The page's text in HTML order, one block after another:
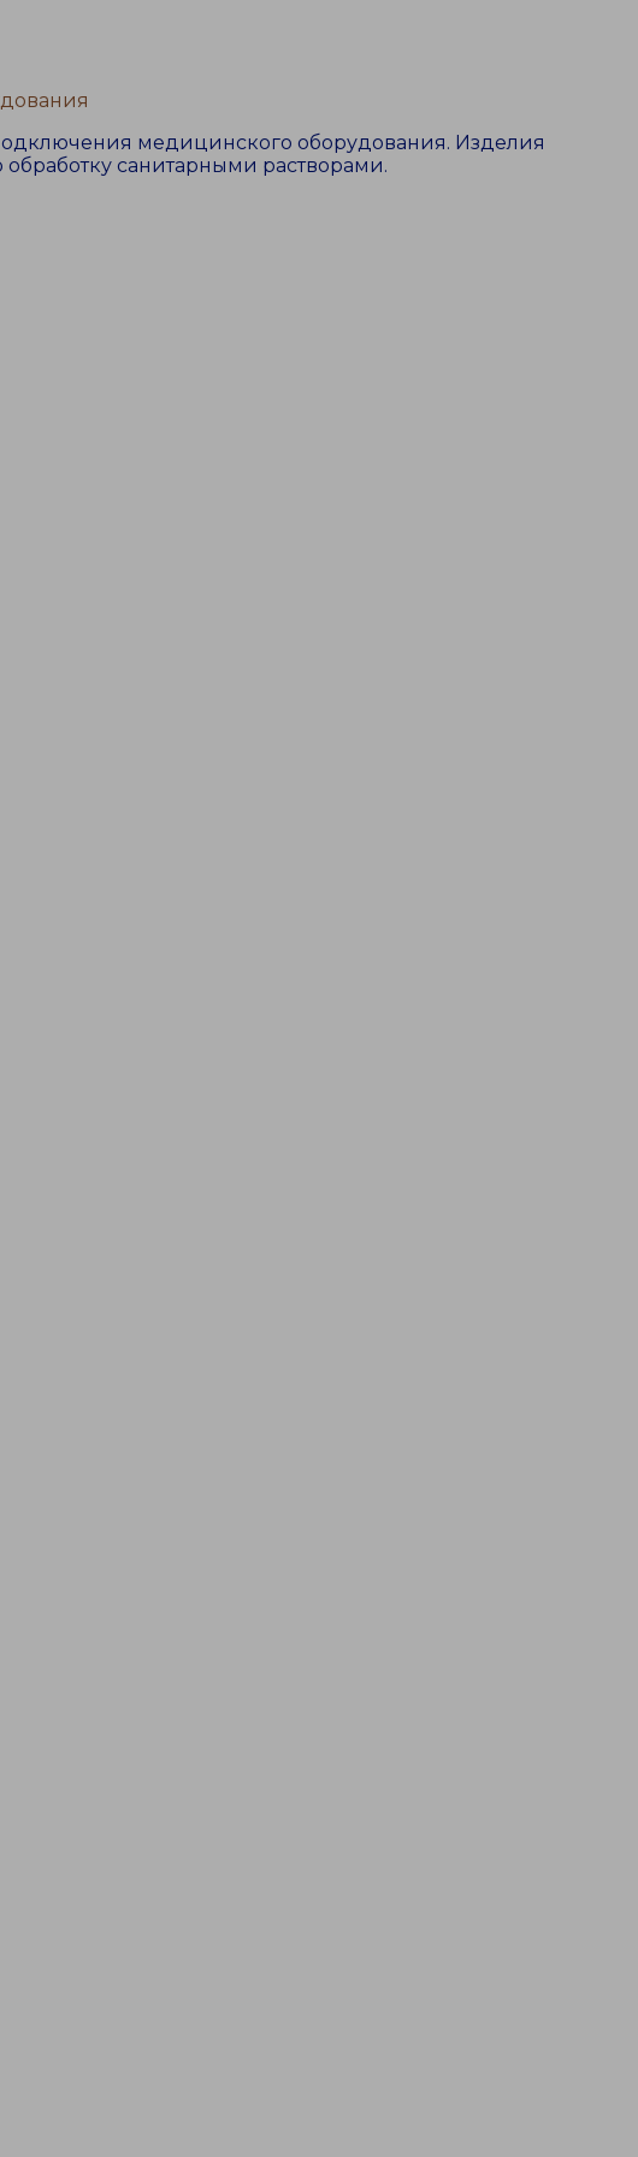
медицинского оборудования. Изделия
санитарными растворами.